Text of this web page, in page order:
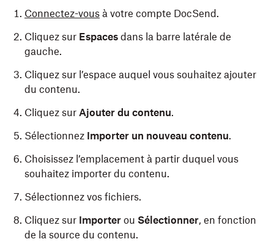
Connectez-vous à votre compte DocSend.
Cliquez sur Espaces dans la barre latérale de
gauche.
Cliquez sur l’espace auquel vous souhaitez ajouter
du contenu.
Cliquez sur Ajouter du contenu.
Sélectionnez Importer un nouveau contenu.
Choisissez l’emplacement à partir duquel vous
souhaitez importer du contenu.
Sélectionnez vos fichiers.
Cliquez sur Importer ou Sélectionner, en fonction
de la source du contenu.